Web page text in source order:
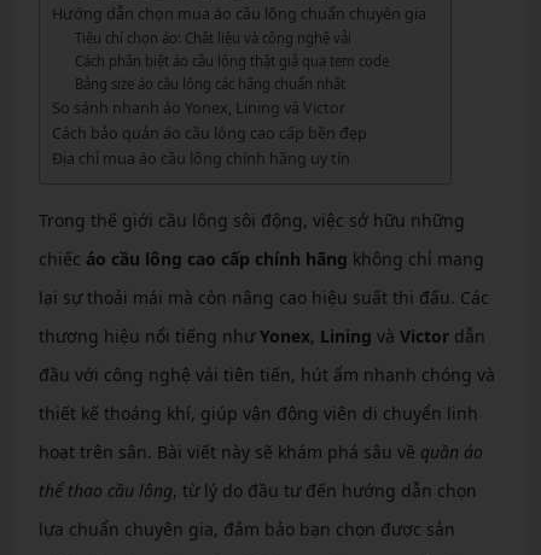
Hướng dẫn chọn mua áo cầu lông chuẩn chuyên gia
Tiêu chí chọn áo: Chất liệu và công nghệ vải
Cách phân biệt áo cầu lông thật giả qua tem code
Bảng size áo cầu lông các hãng chuẩn nhất
So sánh nhanh áo Yonex, Lining và Victor
Cách bảo quản áo cầu lông cao cấp bền đẹp
Địa chỉ mua áo cầu lông chính hãng uy tín
Trong thế giới cầu lông sôi động, việc sở hữu những
chiếc áo cầu lông cao cấp chính hãng không chỉ mang
lại sự thoải mái mà còn nâng cao hiệu suất thi đấu. Các
thương hiệu nổi tiếng nhưYonex, Lining và Victordẫn
đầu với công nghệ vải tiên tiến, hút ẩm nhanh chóng và
thiết kế thoáng khí, giúp vận động viên di chuyển linh
hoạt trên sân. Bài viết này sẽ khám phá sâu về quần áo
thể thao cầu lông, từ lý do đầu tư đến hướng dẫn chọn
lựa chuẩn chuyên gia, đảm bảo bạn chọn được sản